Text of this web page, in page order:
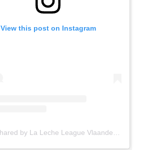
View this post on Instagram